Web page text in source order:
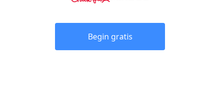
Begin gratis